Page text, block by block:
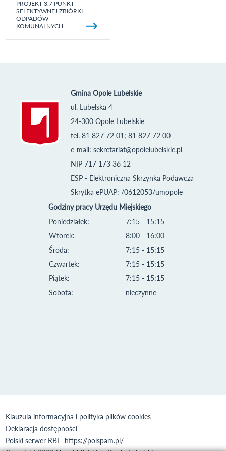
PROJEKT 3.7 PUNKT
SELEKTYWNEJ ZBIÓRKI
ODPADÓW
KOMUNALNYCH
Gmina Opole Lubelskie
ul. Lubelska 4
24-300 Opole Lubelskie
tel. 81 827 72 01; 81 827 72 00
e-mail: sekretariat@opolelubelskie.pl
NIP 717 173 36 12
ESP - Elektroniczna Skrzynka Podawcza
Skrytka ePUAP: /0612053/umopole
Godziny pracy Urzędu Miejskiego
Poniedziałek:
Wtorek:
Środa:
Czwartek:
Piątek:
Sobota:
7:15 - 15:15
8:00 - 16:00
7:15 - 15:15
7:15 - 15:15
7:15 - 15:15
nieczynne
Klauzula informacyjna i polityka plików cookies
Deklaracja dostępności
Polski serwer RBL https://polspam.pl/